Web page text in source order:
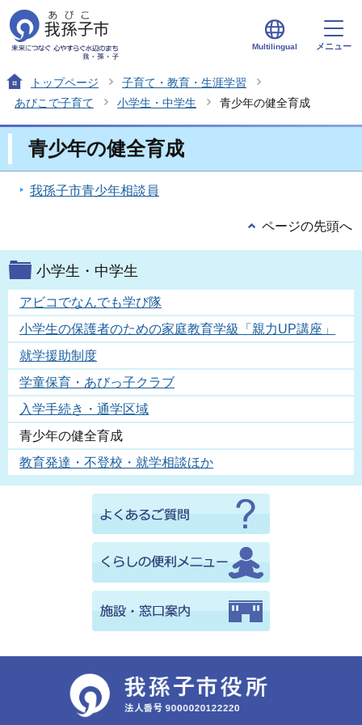
Multilingual メニュー
トップページ
子育て・教育・生涯学習
あびこで子育て
小学生・中学生 青少年の健全育成
青少年の健全育成
我孫子市青少年相談員
ページの先頭へ
小学生・中学生
アビコでなんでも学び隊
小学生の保護者のための家庭教育学級「親力UP講座」
就学援助制度
学童保育・あびっ子クラブ
入学手続き・通学区域
青少年の健全育成
教育発達・不登校・就学相談ほか